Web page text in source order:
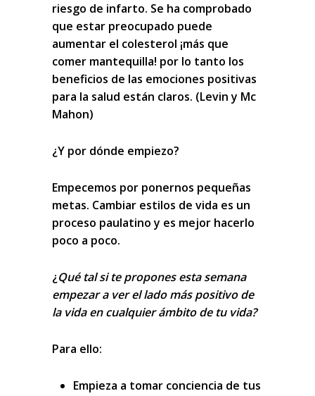
riesgo de infarto. Se ha comprobado
que estar preocupado puede
aumentar el colesterol ¡más que
comer mantequilla! por lo tanto los
beneficios de las emociones positivas
para la salud están claros. (Levin y Mc
Mahon)
¿Y por dónde empiezo?
Empecemos por ponernos pequeñas
metas. Cambiar estilos de vida es un
proceso paulatinoy es mejor hacerlo
poco a poco.
¿Qué tal si te propones esta semana
empezar a ver el lado más positivo de
la vida en cualquier ámbito de tu vida?
Para ello:
Empieza a tomar conciencia de tus